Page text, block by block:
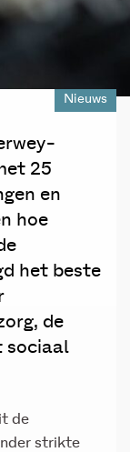
Nieuws
25
en
hoe
het beste
de
sociaal
de
strikte